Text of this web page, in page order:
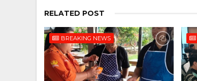
RELATED POST
BREAKING NEWS